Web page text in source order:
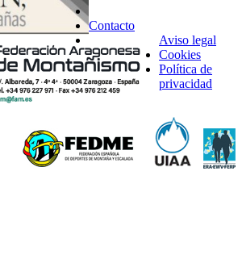
Contacto
Aviso legal
Cookies
Política de
privacidad